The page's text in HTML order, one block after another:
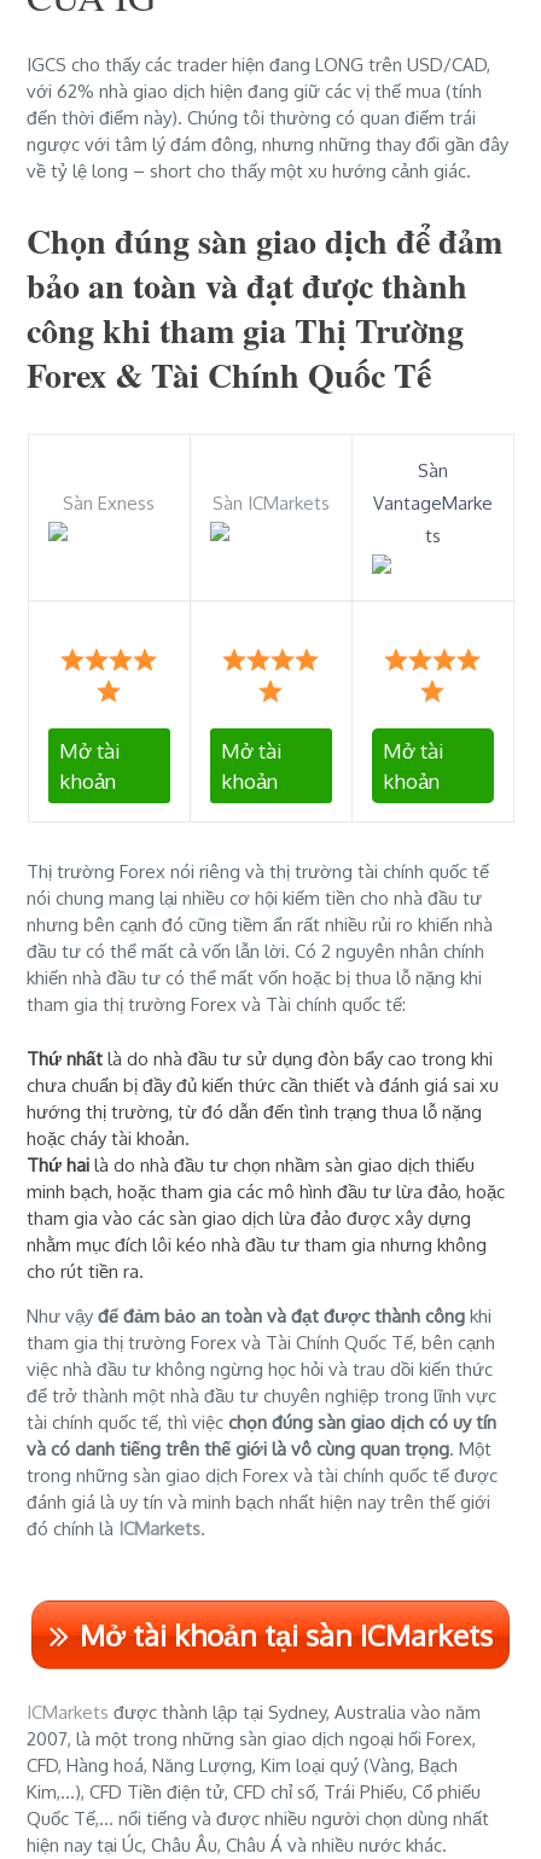
IGCS cho thấy các trader hiện đangLONGtrênUSD/CAD,
với62%nhà giao dịch hiện đang giữ các vị thế mua (tính
đến thời điểm này). Chúng tôi thường có quan điểm trái
ngược với tâm lý đám đông, nhưng những thay đổi gần đây
về tỷ lệ long – short cho thấy một xu hướng cảnh giác.
Chọn đúng sàn giao dịch để đảm
bảo an toàn và đạt được thành
công khi tham gia Thị Trường
Forex & Tài Chính Quốc Tế
Sàn Exness Sàn ICMarkets
Sàn
VantageMarke
ts
Mở tài
khoản
Mở tài
khoản
Mở tài
khoản
Thị trường Forex nói riêng và thị trường tài chính quốc tế
nói chung mang lại nhiều cơ hội kiếm tiền cho nhà đầu tư
nhưng bên cạnh đó cũng tiềm ẩn rất nhiều rủi ro khiến nhà
đầu tư có thể mất cả vốn lẫn lời. Có 2 nguyên nhân chính
khiến nhà đầu tư có thể mất vốn hoặc bị thua lỗ nặng khi
tham gia thị trường Forex và Tài chính quốc tế:
Thứ nhất là do nhà đầu tư sử dụng đòn bẩy cao trong khi
chưa chuẩn bị đầy đủ kiến thức cần thiết và đánh giá sai xu
hướng thị trường, từ đó dẫn đến tình trạng thua lỗ nặng
hoặc cháy tài khoản.
Thứ hai là do nhà đầu tư chọn nhầm sàn giao dịch thiếu
minh bạch, hoặc tham gia các mô hình đầu tư lừa đảo, hoặc
tham gia vào các sàn giao dịch lừa đảo được xây dựng
nhằm mục đích lôi kéo nhà đầu tư tham gia nhưng không
cho rút tiền ra.
Như vậyđể đảm bảo an toàn và đạt được thành công khi
tham gia thị trường Forex và Tài Chính Quốc Tế, bên cạnh
việc nhà đầu tư không ngừng học hỏi và trau dồi kiến thức
để trở thành một nhà đầu tư chuyên nghiệp trong lĩnh vực
tài chính quốc tế, thì việcchọn đúng sàn giao dịch có uy tín
và có danh tiếng trên thế giới là vô cùng quan trọng. Một
trong những sàn giao dịch Forex và tài chính quốc tế được
đánh giá là uy tín và minh bạch nhất hiện nay trên thế giới
đó chính là ICMarkets.
Mở tài khoản tại sàn ICMarkets
ICMarkets được thành lập tại Sydney, Australia vào năm
2007, là một trong những sàn giao dịch ngoại hối Forex,
CFD, Hàng hoá, Năng Lượng, Kim loại quý (Vàng, Bạch
Kim,...), CFD Tiền điện tử, CFD chỉ số, Trái Phiếu, Cổ phiếu
Quốc Tế,... nổi tiếng và được nhiều người chọn dùng nhất
hiện nay tại Úc, Châu Âu, Châu Á và nhiều nước khác.